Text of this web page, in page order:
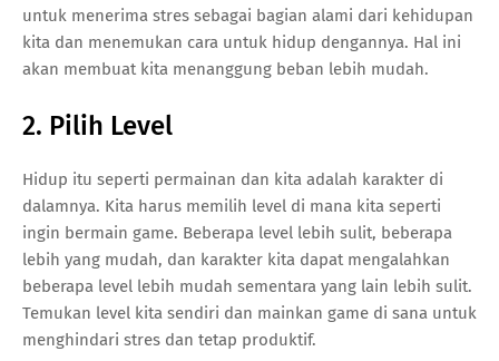
untuk menerima stres sebagai bagian alami dari kehidupan
kita dan menemukan cara untuk hidup dengannya. Hal ini
akan membuat kita menanggung beban lebih mudah.
2. Pilih Level
Hidup itu seperti permainan dan kita adalah karakter di
dalamnya. Kita harus memilih level di mana kita seperti
ingin bermain game. Beberapa level lebih sulit, beberapa
lebih yang mudah, dan karakter kita dapat mengalahkan
beberapa level lebih mudah sementara yang lain lebih sulit.
Temukan level kita sendiri dan mainkan game di sana untuk
menghindari stres dan tetap produktif.